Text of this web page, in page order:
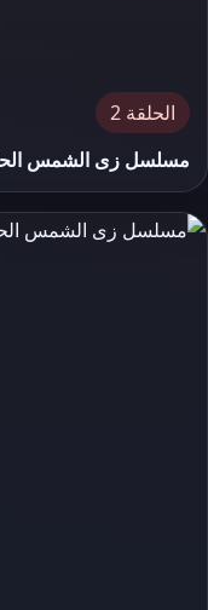
الحلقة 2
مسلسل زى الشمس الحلقة 2